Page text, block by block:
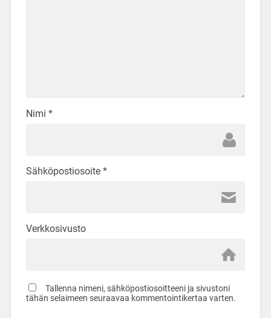
Nimi *
Sähköpostiosoite *
Verkkosivusto
Tallenna nimeni, sähköpostiosoitteeni ja sivustoni
tähän selaimeen seuraavaa kommentointikertaa varten.